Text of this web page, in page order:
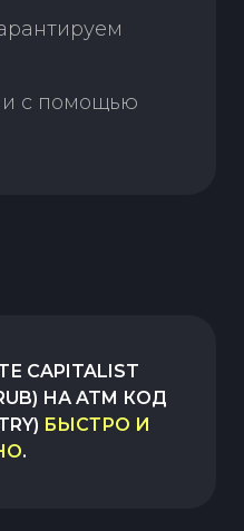
и с помощью
CAPITALIST
НАATM КОД
БЫСТРО И
.